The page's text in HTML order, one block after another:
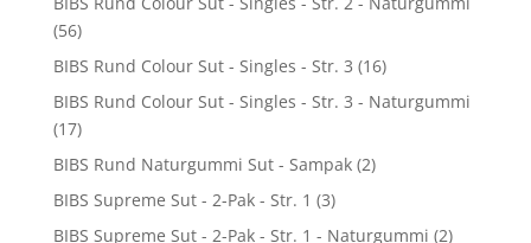
(56)
BIBS Rund Colour Sut - Singles - Str. 3 (16)
BIBS Rund Colour Sut - Singles - Str. 3 - Naturgummi
(17)
BIBS Rund Naturgummi Sut - Sampak (2)
BIBS Supreme Sut - 2-Pak - Str. 1 (3)
BIBS Supreme Sut - 2-Pak - Str. 1 - Naturgummi (2)